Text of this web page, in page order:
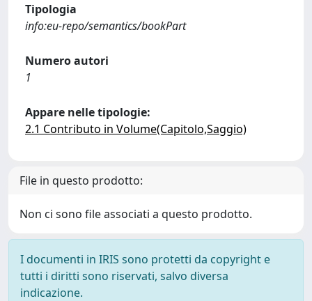
Tipologia
info:eu-repo/semantics/bookPart
Numero autori
1
Appare nelle tipologie:
2.1 Contributo in Volume(Capitolo,Saggio)
File in questo prodotto:
Non ci sono file associati a questo prodotto.
I documenti in IRIS sono protetti da copyright e
tutti i diritti sono riservati, salvo diversa
indicazione.